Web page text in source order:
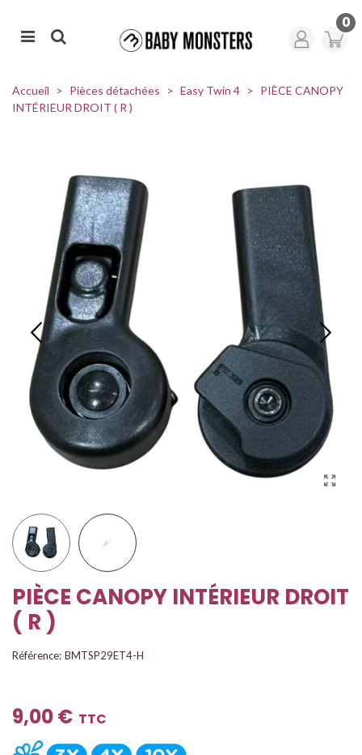
0
Accueil > Pièces détachées > Easy Twin 4 > PIÈCE CANOPY
INTÉRIEUR DROIT ( R )
PIÈCE CANOPY INTÉRIEUR DROIT
( R )
Référence: BMTSP29ET4-H
9,00 € TTC